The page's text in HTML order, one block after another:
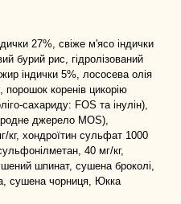
27%, свіже м'ясо індички
бурий рис, гідролізований
індички 5%, лососева олія
порошок коренів цикорію
сахариду: FOS та інулін),
джерело MOS),
кг, хондроїтин сульфат 1000
40 мг/кг,
шпинат, сушена броколі,
сушена чорниця, Юкка